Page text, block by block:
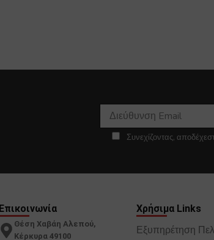
Συνεχίζοντας,
Επικοινωνία
Θέση Χαβάη Αλεπού,
Κέρκυρα 49100
Χρήσιμα Links
Εξυπηρέτηση